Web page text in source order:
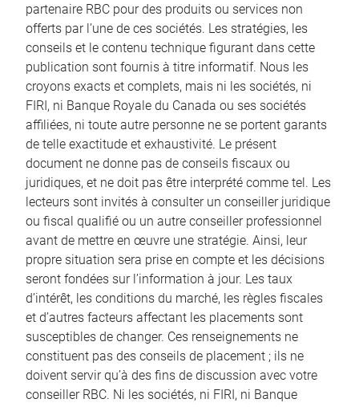
partenaire RBC pour des produits ou services non
offerts par l’une de ces sociétés. Les stratégies, les
conseils et le contenu technique figurant dans cette
publication sont fournis à titre informatif. Nous les
croyons exacts et complets, mais ni les sociétés, ni
FIRI, ni Banque Royale du Canada ou ses sociétés
affiliées, ni toute autre personne ne se portent garants
de telle exactitude et exhaustivité. Le présent
document ne donne pas de conseils fiscaux ou
juridiques, et ne doit pas être interprété comme tel. Les
lecteurs sont invités à consulter un conseiller juridique
ou fiscal qualifié ou un autre conseiller professionnel
avant de mettre en œuvre une stratégie. Ainsi, leur
propre situation sera prise en compte et les décisions
seront fondées sur l’information à jour. Les taux
d’intérêt, les conditions du marché, les règles fiscales
et d’autres facteurs affectant les placements sont
susceptibles de changer. Ces renseignements ne
constituent pas des conseils de placement ; ils ne
doivent servir qu’à des fins de discussion avec votre
conseiller RBC. Ni les sociétés, ni FIRI, ni Banque